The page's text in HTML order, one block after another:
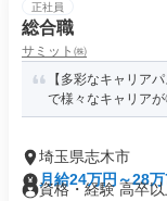
正社員
総合職
サミット㈱
【多彩なキャリア
で様々なキャリア
埼玉県志木市
月給24万円～28
資格・経験 高卒